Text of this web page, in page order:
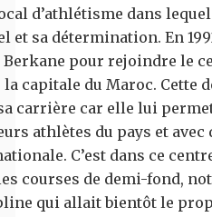
d’athlétisme dans
et sa détermination. En
pour rejoindre le
la capitale du Maroc.
carrière car elle lui
athlètes du pays et
C’est dans ce
courses de demi-fond,
qui allait bientôt le